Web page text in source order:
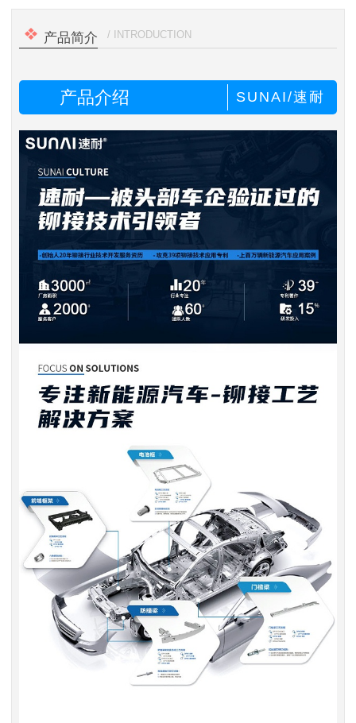
产品简介 / INTRODUCTION
产品介绍 SUNAI/速耐